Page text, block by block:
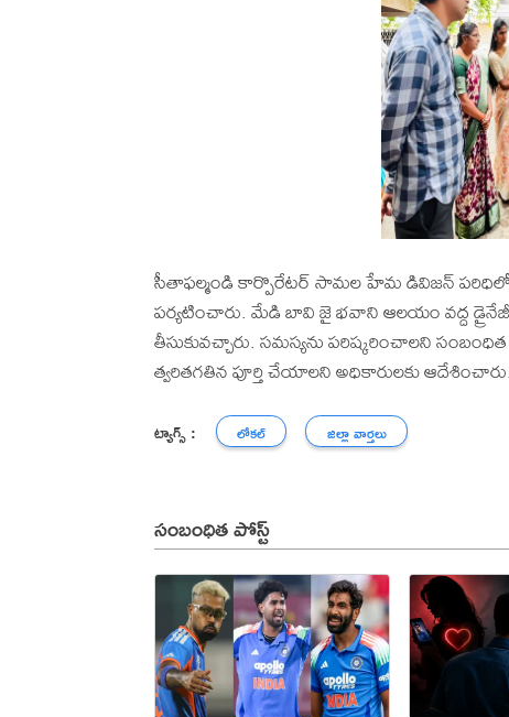
సీతాఫల్మండి కార్పొరేటర్ సామల హేమ డివిజన్
పర్యటించారు. మేడి బావి జై భవాని ఆలయం వద్ద డ్రైనేజీ
తీసుకువచ్చారు. సమస్యను పరిష్కరించాలని
త్వరితగతిన పూర్తి చేయాలని అధికారులకు ఆదేశించారు.
ట్యాగ్స్ : లోకల్ జిల్లా వార్తలు
సంబంధిత పోస్ట్